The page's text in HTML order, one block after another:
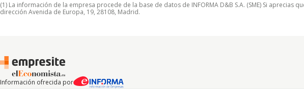
(1) La información de la empresa procede de la base de datos de INFORMA D&B S.A. (SME) Si
dirección Avenida de Europa, 19, 28108, Madrid.
Información ofrecida por